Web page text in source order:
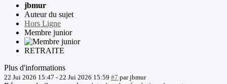
jbmur
Auteur du sujet
Hors Ligne
Membre junior
RETRAITE
Plus d'informations
22 Jui 2026 15:47 - 22 Jui 2026 15:59 #7 parjbmur